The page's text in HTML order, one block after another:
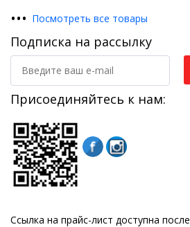
••• Посмотреть все товары
Подписка на рассылку
Присоединяйтесь к нам:
Ссылка на прайс-лист доступна после